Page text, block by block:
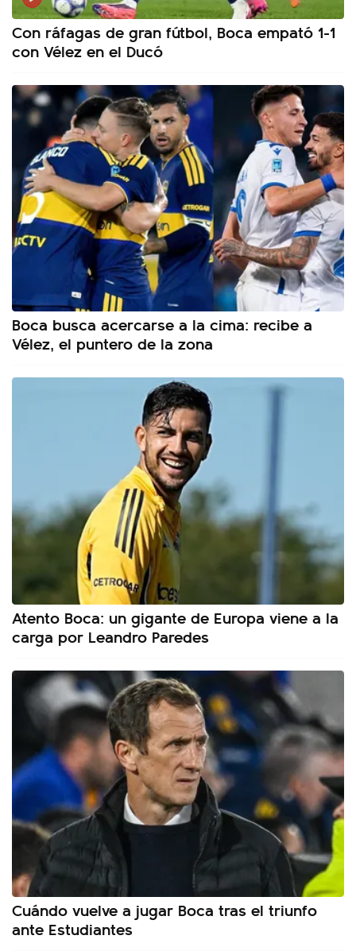
Con ráfagas de gran fútbol, Boca empató 1-1
con Vélez en el Ducó
Boca busca acercarse a la cima: recibe a
Vélez, el puntero de la zona
Atento Boca: un gigante de Europa viene a la
carga por Leandro Paredes
Cuándo vuelve a jugar Boca tras el triunfo
ante Estudiantes